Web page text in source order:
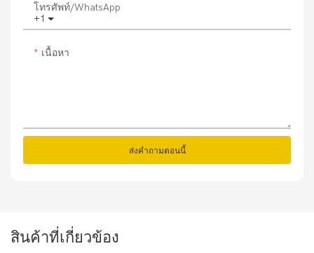
+1
โทรศัพท์/WhatsApp
เนื้อหา
ส่งคำถามตอนนี้
สินค้าที่เกี่ยวข้อง